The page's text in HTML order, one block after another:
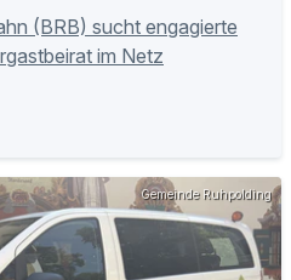
(BRB) sucht engagierte
im Netz
Gemeinde Ruhpolding